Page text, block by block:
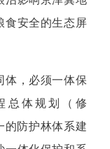
食安全的生态屏
体，必须一体保
总体规划（修
的防护林体系建